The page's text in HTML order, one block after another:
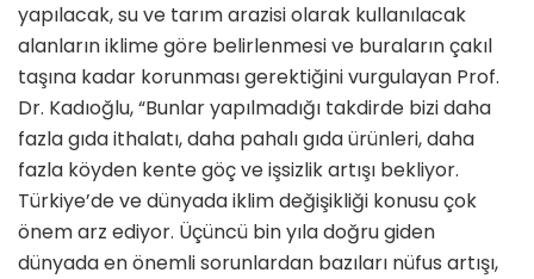
yapılacak, su ve tarım arazisi olarak kullanılacak
alanların iklime göre belirlenmesi ve buraların çakıl
taşına kadar korunması gerektiğini vurgulayan Prof.
Dr. Kadıoğlu, “Bunlar yapılmadığı takdirde bizi daha
fazla gıda ithalatı, daha pahalı gıda ürünleri, daha
fazla köyden kente göç ve işsizlik artışı bekliyor.
Türkiye’de ve dünyada iklim değişikliği konusu çok
önem arz ediyor. Üçüncü bin yıla doğru giden
dünyada en önemli sorunlardan bazıları nüfus artışı,